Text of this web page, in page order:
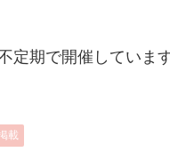
定期で開催していま
載